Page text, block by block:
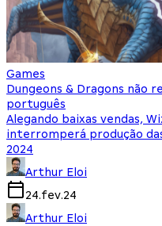
Games
Dungeons & Dragons não
português
Alegando baixas vendas,
interromperá produção
2024
Arthur Eloi
24.fev.24
Arthur Eloi